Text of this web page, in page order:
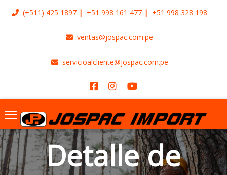
(+511) 425 1897 +51 998 161 477 +51 998 328 198
ventas@jospac.com.pe
servicioalcliente@jospac.com.pe
Detalle de